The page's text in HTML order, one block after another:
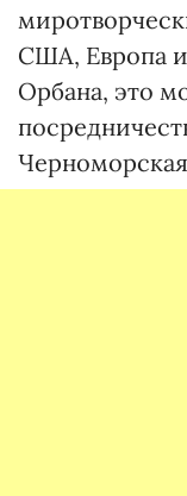
США, Европа
Орбана, это